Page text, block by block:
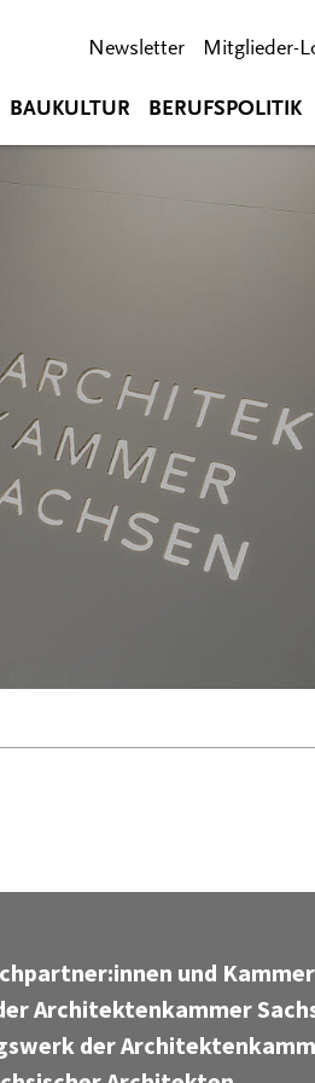
Newsletter Mitglieder-
BAUKULTUR BERUFSPOLITIK
und
Architektenkammer
der